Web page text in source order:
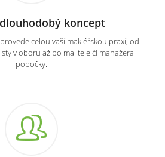
koncept
celou vaší makléřskou praxí, od
v oboru až po majitele či manažera
pobočky.